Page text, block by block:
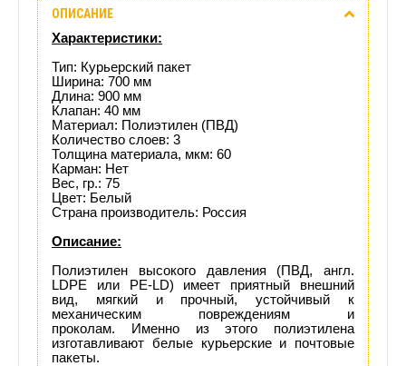
Отзывы
(0)
Доставка
этого
товара
ОПИСАНИЕ
Характеристики:
Тип: Курьерский пакет
Ширина: 700 мм
Длина: 900 мм
Клапан: 40 мм
Материал: Полиэтилен (ПВД)
Количество слоев: 3
Толщина материала, мкм: 60
Карман: Нет
Вес, гр.: 75
Цвет: Белый
Страна производитель: Россия
Описание:
Полиэтилен высокого давления (ПВД, англ.
LDPE или PE-LD) имеет приятный внешний
вид, мягкий и прочный, устойчивый к
механическим повреждениям и
проколам. Именно из этого полиэтилена
изготавливают белые курьерские и почтовые
пакеты.